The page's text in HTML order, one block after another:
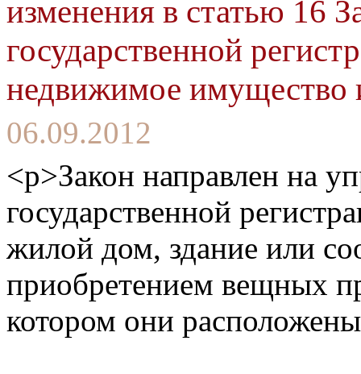
изменения в статью 16
государственной
недвижимое имущество
06.09.2012
<p>Закон направлен на
государственной
жилой дом, здание или
приобретением вещных
котором они